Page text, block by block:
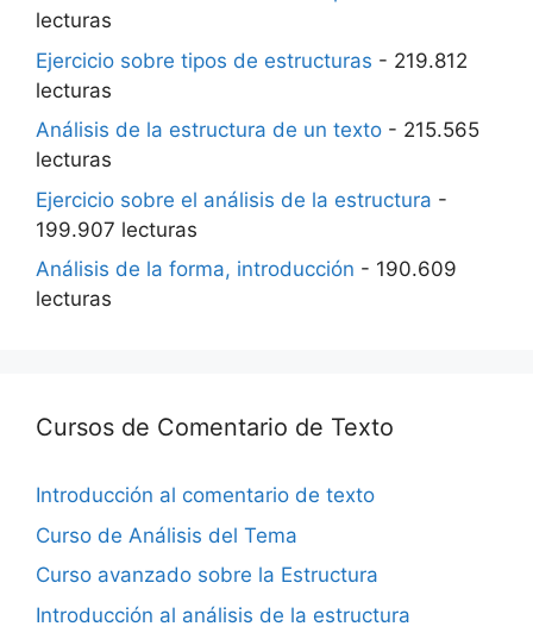
lecturas
Ejercicio sobre tipos de estructuras - 219.812
lecturas
Análisis de la estructura de un texto - 215.565
lecturas
Ejercicio sobre el análisis de la estructura -
199.907 lecturas
Análisis de la forma, introducción - 190.609
lecturas
Cursos de Comentario de Texto
Introducción al comentario de texto
Curso de Análisis del Tema
Curso avanzado sobre la Estructura
Introducción al análisis de la estructura